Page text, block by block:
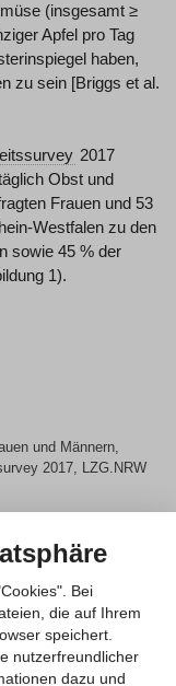
(insgesamt ≥
Apfel pro Tag
haben,
zu sein [Briggs et al.
2017
Obst und
Frauen und 53
Westfalen zu den
sowie 45 % der
1).
und Männern,
2017, LZG.NRW
drei
auch maximal
verzehren 44 %
Männer. Drei bis
von 38 % der
Bei
die auf Ihrem
speichert.
nutzerfreundlicher
dazu und